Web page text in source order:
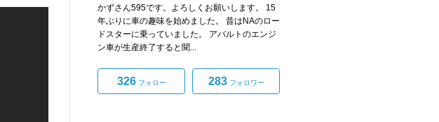
かずさん595です。よろしくお願いします。 15
年ぶりに車の趣味を始めました。 昔はNAのロー
ドスターに乗っていました。 アバルトのエンジ
ン車が生産終了すると聞...
326フォロー 283フォロワー